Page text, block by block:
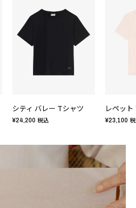
シティ バレー Tシャツ
¥24,200 税込 ¥23,100